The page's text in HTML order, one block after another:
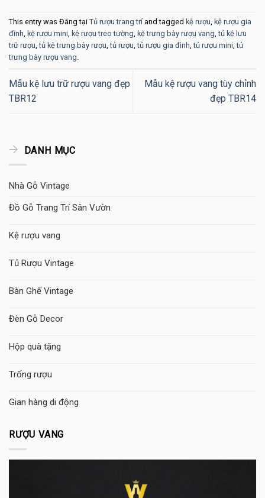
This entry was Đăng tại Tủ rượu trang trí and tagged kệ rượu, kệ rượu gia
đình, kệ rượu mini, kệ rượu treo tường, kệ trưng bày rượu vang,tủ kệ lưu
trữ rượu,tủ kệ trưng bày rượu,tủ rượu,tủ rượu gia đình,tủ rượu mini,tủ
trưng bày rượu vang.
Mẫu kệ lưu trữ rượu vang đẹp
TBR12
Mẫu kệ rượu vang tùy chỉnh
đẹp TBR14
DANH MỤC
Nhà Gỗ Vintage
Đồ Gỗ Trang Trí Sân Vườn
Kệ rượu vang
Tủ Rượu Vintage
Bàn Ghế Vintage
Đèn Gỗ Decor
Hộp quà tặng
Trống rượu
Gian hàng di động
RƯỢU VANG